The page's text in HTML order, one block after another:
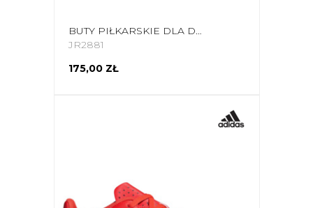
BUTY PIŁKARSKIE DLA DZIECI ADIDAS COPA PURE 3 LEAGUE TF JR2881
JR2881
175,00 ZŁ